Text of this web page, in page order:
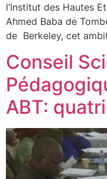
l’Institut des Hautes
Ahmed Baba de
de Berkeley, cet
Conseil
ABT: